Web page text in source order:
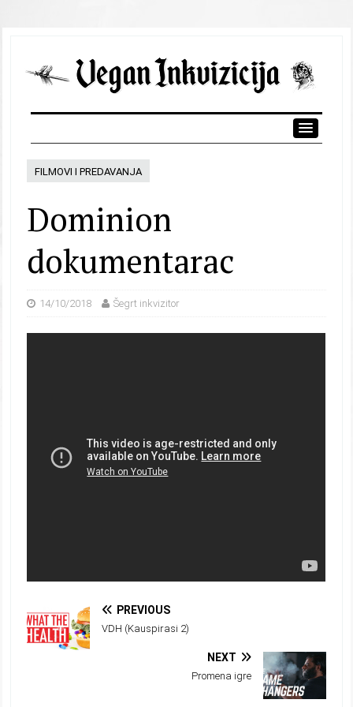
FILMOVI I PREDAVANJA
Dominion
dokumentarac
14/10/2018 Šegrt inkvizitor
PREVIOUS
VDH (Kauspirasi 2)
NEXT
Promena igre